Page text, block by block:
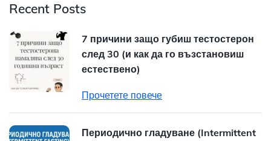
Recent Posts
7 причини защо губиш тестостерон
след 30 (и как да го възстановиш
естествено)
Прочетете повече
Периодично гладуване (Intermittent